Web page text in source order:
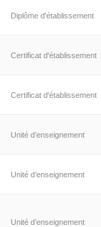
Diplôme d'établissement
Certificat d'établissement
Certificat d'établissement
Unité d’enseignement
Unité d’enseignement
Unité d’enseignement